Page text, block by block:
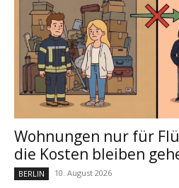
Wohnungen nur für
die Kosten bleiben
BERLIN 10. August 2026